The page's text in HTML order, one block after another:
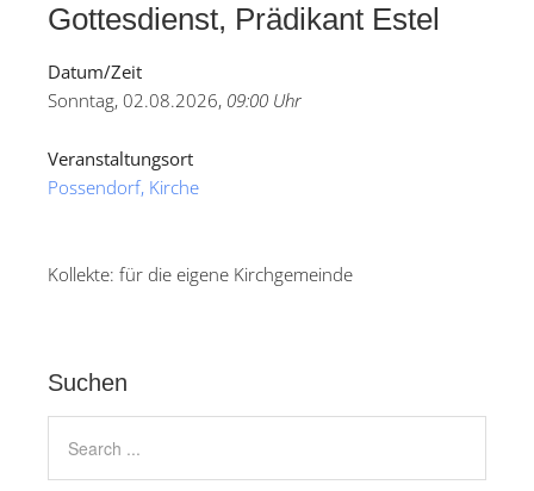
Gottesdienst, Prädikant Estel
Datum/Zeit
Sonntag, 02.08.2026, 09:00 Uhr
Veranstaltungsort
Possendorf, Kirche
Kollekte: für die eigene Kirchgemeinde
Suchen